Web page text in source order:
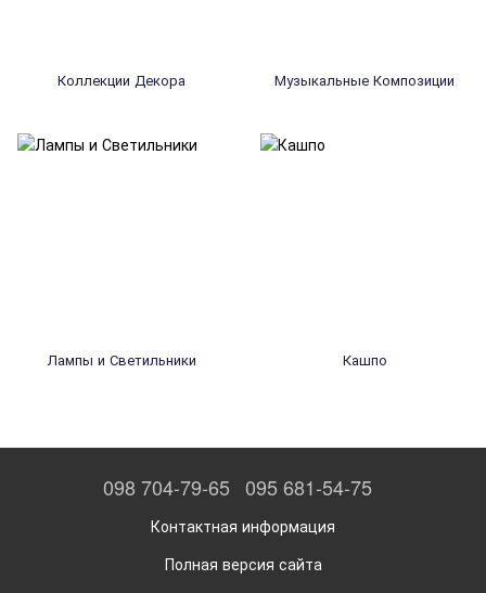
Коллекции Декора Музыкальные Композиции
Лампы и Светильники Кашпо
098 704-79-65 095 681-54-75
Контактная информация
Полная версия сайта